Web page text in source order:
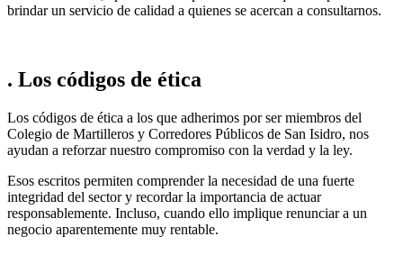
brindar un servicio de calidad a quienes se acercan a consultarnos.
. Los códigos de ética
Los códigos de ética a los que adherimos por ser miembros del
Colegio de Martilleros y Corredores Públicos de San Isidro, nos
ayudan a reforzar nuestro compromiso con la verdad y la ley.
Esos escritos permiten comprender la necesidad de una fuerte
integridad del sector y recordar la importancia de actuar
responsablemente. Incluso, cuando ello implique renunciar a un
negocio aparentemente muy rentable.